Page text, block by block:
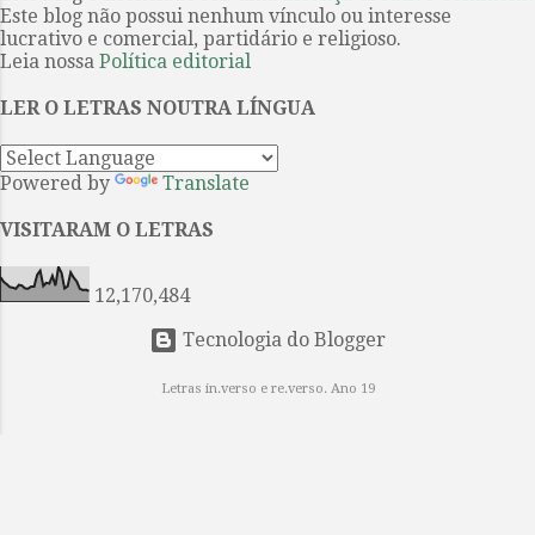
...
John Steinbeck . Eles são uma dupla
improvável: George é “pequeno e
inquietos e traços marcados,
fortes”; e Lennie é seu oposto, um
sujeito enorme com a mente de
uma criança. Entretanto, de certa
maneira, eles construíram uma
da alienação. Trabalhadores braçais
dos camp...
Este blog não possui nenhum vínculo ou interesse
lucrativo e comercial, partidário e religioso.
Leia nossa Política editorial
LER O LETRAS NOUTRA LÍNGUA
Powered by Translate
VISITARAM O LETRAS
12,170,484
Tecnologia do Blogger
Letras in.verso e re.verso. Ano 19